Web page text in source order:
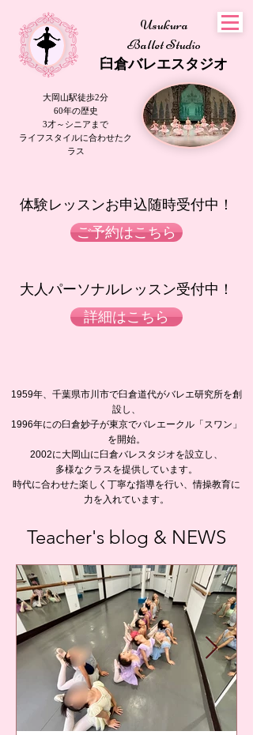
Usukura
Ballet Studio
​臼倉バレエスタジオ
大岡山駅徒歩2分
60年の歴史
3才～シニアまで
​ライフスタイルに合わせたク
ラス
​体験レッスンお申込随時受付中！​​​​
ご予約はこちら
大人パーソナルレッスン受付中！
詳細はこちら
1959年、千葉県市川市で臼倉道代がバレエ研究所を創
設し、
1996年にの臼倉妙子が東京でバレエークル「スワン」
を開始。
2002に大岡山に臼倉バレスタジオを設立し、
多様なクラスを提供しています。
時代に合わせた楽しく丁寧な指導を行い、情操教育に
力を入れています。
Teacher's blog & NEWS